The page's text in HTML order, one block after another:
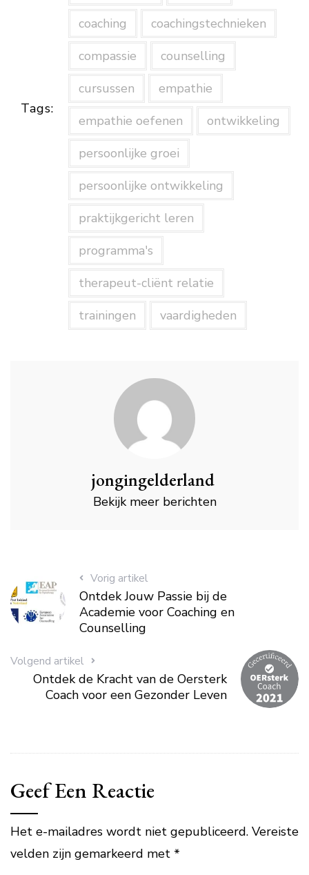
Tags:
coaching
coachingstechnieken
compassie
counselling
cursussen
empathie
empathie oefenen
ontwikkeling
persoonlijke groei
persoonlijke ontwikkeling
praktijkgericht leren
programma's
therapeut-cliënt relatie
trainingen
vaardigheden
jongingelderland
Bekijk meer berichten
Vorig artikel
Ontdek Jouw Passie bij de
Academie voor Coaching en
Counselling
Volgend artikel
Ontdek de Kracht van de Oersterk
Coach voor een Gezonder Leven
Geef Een Reactie
Het e-mailadres wordt niet gepubliceerd. Vereiste
velden zijn gemarkeerd met *